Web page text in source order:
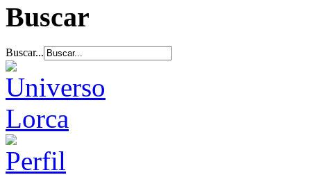
Buscar
Buscar...